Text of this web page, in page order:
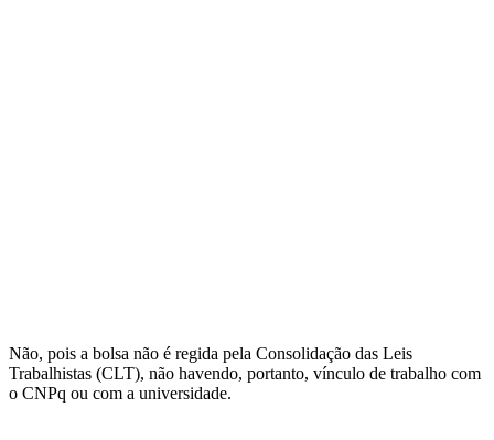
Não, pois a bolsa não é regida pela Consolidação das Leis
Trabalhistas (CLT), não havendo, portanto, vínculo de trabalho com
o CNPq ou com a universidade.